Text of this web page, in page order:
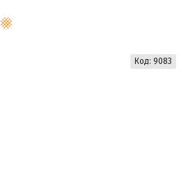
Код: 9083